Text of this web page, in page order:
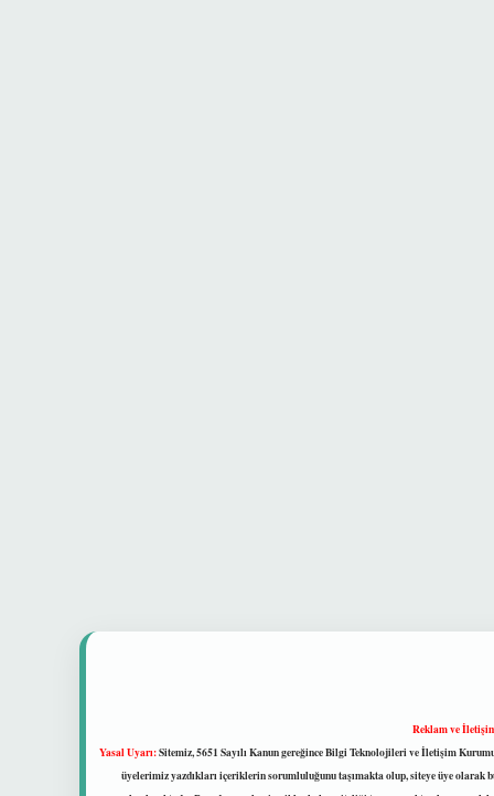
Reklam ve
Yasal Uyarı:Sitemiz, 5651 Sayılı Kanun gereğince Bilgi Teknolojileri ve İletişim
üyelerimiz yazdıkları içeriklerin sorumluluğunu taşımakta olup, siteye üye olarak